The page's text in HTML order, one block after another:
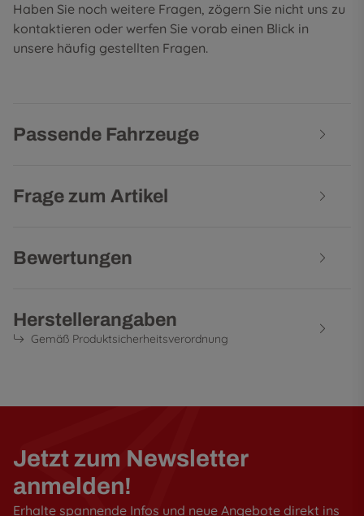
Haben Sie noch weitere Fragen, zögern Sie nicht uns zu
kontaktieren oder werfen Sie vorab einen Blick in
unsere häufig gestellten Fragen.
Passende Fahrzeuge
Frage zum Artikel
Bewertungen
Herstellerangaben
Gemäß Produktsicherheitsverordnung
Jetzt zum Newsletter
anmelden!
Erhalte spannende Infos und neue Angebote direkt ins